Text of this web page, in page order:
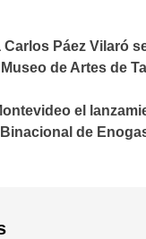
Páez Vilaró
de Artes de
el
de